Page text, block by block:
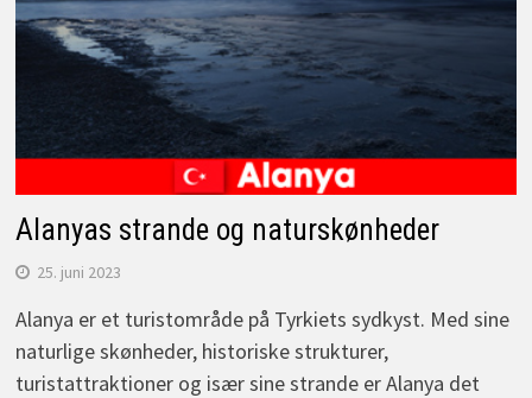
Alanyas strande og naturskønheder
25. juni 2023
Alanya er et turistområde på Tyrkiets sydkyst. Med sine
naturlige skønheder, historiske strukturer,
turistattraktioner og især sine strande er Alanya det